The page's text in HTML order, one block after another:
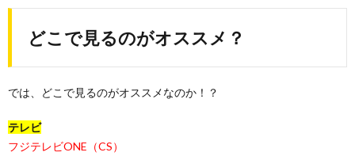
どこで見るのがオススメ？
では、どこで見るのがオススメなのか！？
テレビ
フジテレビONE（CS）